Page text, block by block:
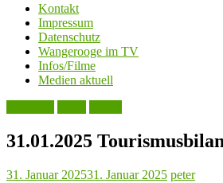
Kontakt
Impressum
Datenschutz
Wangerooge im TV
Infos/Filme
Medien aktuell
31.01.2025
31. Januar 202531. Januar 2025 peter